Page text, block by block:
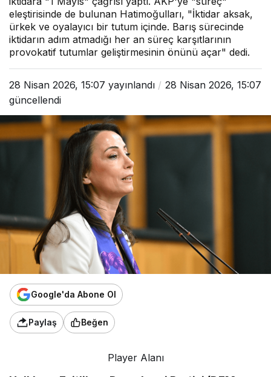
eleştirisinde de bulunan Hatimoğulları, "İktidar aksak,
ürkek ve oyalayıcı bir tutum içinde. Barış sürecinde
iktidarın adım atmadığı her an süreç karşıtlarının
provokatif tutumlar geliştirmesinin önünü açar" dedi.
28 Nisan 2026, 15:07 yayınlandı
28 Nisan 2026, 15:07
güncellendi
Google'da Abone Ol
Paylaş Beğen
Player Alanı